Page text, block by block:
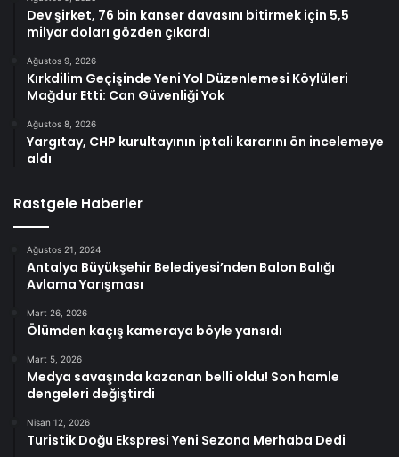
Dev şirket, 76 bin kanser davasını bitirmek için 5,5
milyar doları gözden çıkardı
Ağustos 9, 2026
Kırkdilim Geçişinde Yeni Yol Düzenlemesi Köylüleri
Mağdur Etti: Can Güvenliği Yok
Ağustos 8, 2026
Yargıtay, CHP kurultayının iptali kararını ön incelemeye
aldı
Rastgele Haberler
Ağustos 21, 2024
Antalya Büyükşehir Belediyesi’nden Balon Balığı
Avlama Yarışması
Mart 26, 2026
Ölümden kaçış kameraya böyle yansıdı
Mart 5, 2026
Medya savaşında kazanan belli oldu! Son hamle
dengeleri değiştirdi
Nisan 12, 2026
Turistik Doğu Ekspresi Yeni Sezona Merhaba Dedi